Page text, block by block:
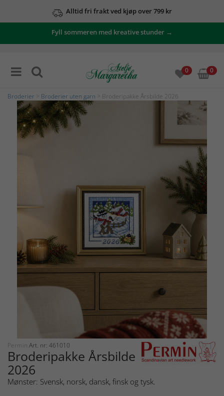
Alltid fri frakt ved kjøp over 799 kr
Fyll sommeren med kreative stunder →
0 0
Broderier Broderier uten garn > Broderipakke Årsbilde 2026
Permin Art. nr: 461010
Broderipakke Årsbilde
2026
Mønster: Svensk, norsk, dansk, finsk og tysk.